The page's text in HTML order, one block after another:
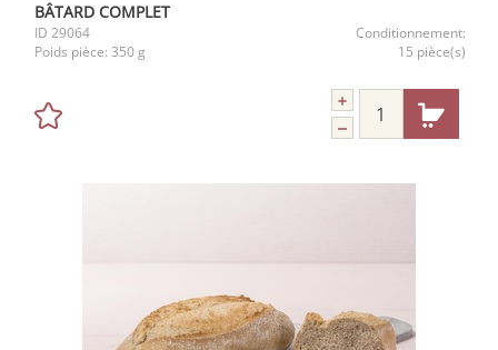
BÂTARD COMPLET
ID 29064
Conditionnement:
Poids pièce: 350 g 15 pièce(s)